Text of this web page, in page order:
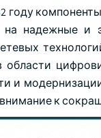
году
надежные и
и
к